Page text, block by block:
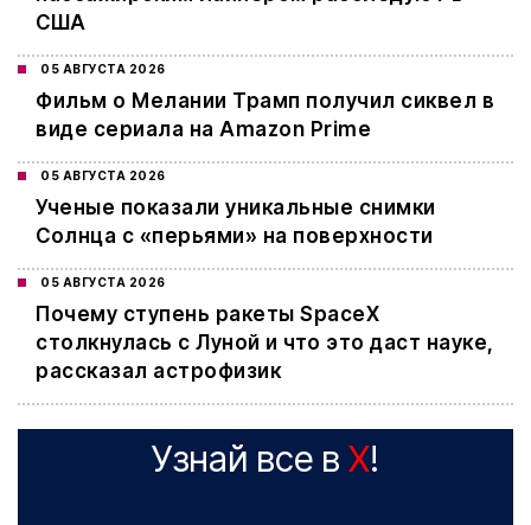
США
05 АВГУСТА 2026
Фильм о Мелании Трамп получил сиквел в
виде сериала на Amazon Prime
05 АВГУСТА 2026
Ученые показали уникальные снимки
Солнца с «перьями» на поверхности
05 АВГУСТА 2026
Почему ступень ракеты SpaceX
столкнулась с Луной и что это даст науке,
рассказал астрофизик
Узнай все в X!